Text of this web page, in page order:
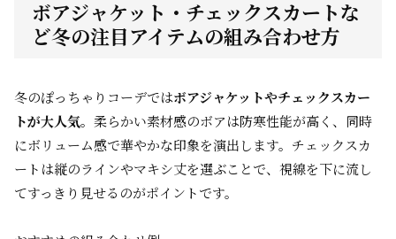
ボアジャケット・チェックスカートな
ど冬の注目アイテムの組み合わせ方
冬のぽっちゃりコーデではボアジャケットやチェックスカー
トが大人気。柔らかい素材感のボアは防寒性能が高く、同時
にボリューム感で華やかな印象を演出します。チェックスカ
ートは縦のラインやマキシ丈を選ぶことで、視線を下に流し
てすっきり見せるのがポイントです。